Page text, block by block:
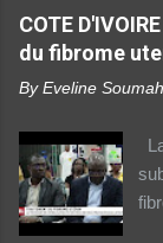
COTE
du fibrome
By Eveline Soumah